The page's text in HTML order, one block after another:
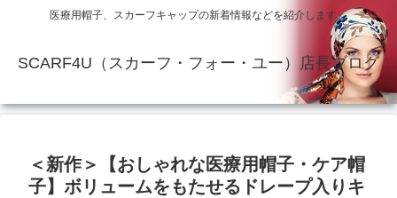
医療用帽子、スカーフキャップの新着情報などを紹介します。
SCARF4U（スカーフ・フォー・ユー）店長ブログ
＜新作＞【おしゃれな医療用帽子・ケア帽
子】ボリュームをもたせるドレープ入りキ